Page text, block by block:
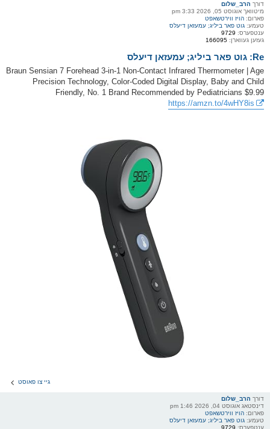
דורך הרב_שלום
מיטוואך אוגוסט 05, 2026 3:33 pm
פארום: הויז ווירטשאפט
טעמע: גוט פאר ביליג; עמעזאן דיעלס
ענטפערס: 9729
געזען געווארן: 166095
Re: גוט פאר ביליג; עמעזאן דיעלס
Braun Sensian 7 Forehead 3-in-1 Non-Contact Infrared Thermometer | Age
Precision Technology, Color-Coded Digital Display, Baby and Child
Friendly, No. 1 Brand Recommended by Pediatricians $9.99
https://amzn.to/4wHY8is
גיי צו פאוסט
דורך הרב_שלום
דינסטאג אוגוסט 04, 2026 1:46 pm
פארום: הויז ווירטשאפט
טעמע: גוט פאר ביליג; עמעזאן דיעלס
ענטפערס: 9729